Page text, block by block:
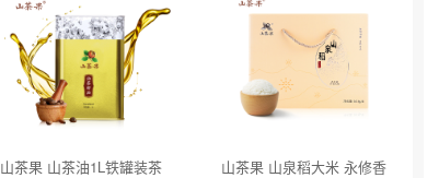
山茶果 山茶油1L铁罐装茶
山茶果 山泉稻大米 永修香